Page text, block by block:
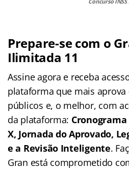
Prepare-se com o
Ilimitada 11
Assine agora e receba
plataforma que mais
públicos e, o melhor, com
da plataforma:
X, Jornada do Aprovado,
e a Revisão Inteligente.
Gran está comprometido